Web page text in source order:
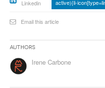
Linkedin active){li-
Email this article
Authors
Irene Carbone